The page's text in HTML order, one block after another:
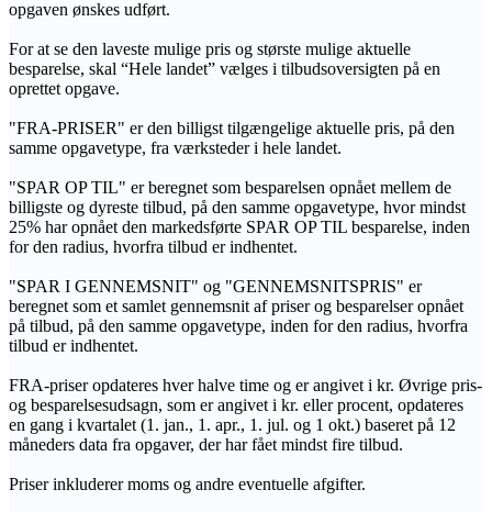
opgaven ønskes udført.
For at se den laveste mulige pris og største mulige aktuelle
besparelse, skal “Hele landet” vælges i tilbudsoversigten på en
oprettet opgave.
"FRA-PRISER" er den billigst tilgængelige aktuelle pris, på den
samme opgavetype, fra værksteder i hele landet.
"SPAR OP TIL" er beregnet som besparelsen opnået mellem de
billigste og dyreste tilbud, på den samme opgavetype, hvor mindst
25% har opnået den markedsførte SPAR OP TIL besparelse, inden
for den radius, hvorfra tilbud er indhentet.
"SPAR I GENNEMSNIT" og "GENNEMSNITSPRIS" er
beregnet som et samlet gennemsnit af priser og besparelser opnået
på tilbud, på den samme opgavetype, inden for den radius, hvorfra
tilbud er indhentet.
FRA-priser opdateres hver halve time og er angivet i kr. Øvrige pris-
og besparelsesudsagn, som er angivet i kr. eller procent, opdateres
en gang i kvartalet (1. jan., 1. apr., 1. jul. og 1 okt.) baseret på 12
måneders data fra opgaver, der har fået mindst fire tilbud.
Priser inkluderer moms og andre eventuelle afgifter.